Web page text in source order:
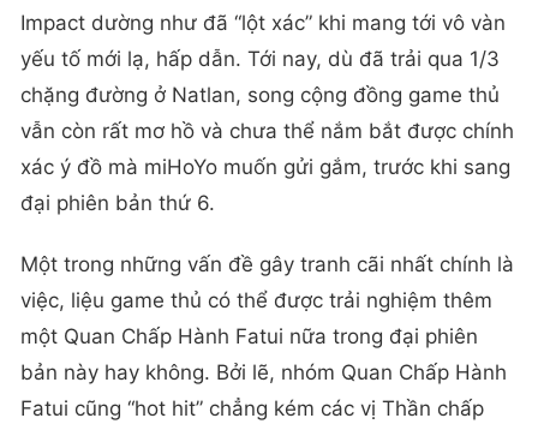
Impact dường như đã “lột xác” khi mang tới vô vàn
yếu tố mới lạ, hấp dẫn. Tới nay, dù đã trải qua 1/3
chặng đường ở Natlan, song cộng đồng game thủ
vẫn còn rất mơ hồ và chưa thể nắm bắt được chính
xác ý đồ mà miHoYo muốn gửi gắm, trước khi sang
đại phiên bản thứ 6.
Một trong những vấn đề gây tranh cãi nhất chính là
việc, liệu game thủ có thể được trải nghiệm thêm
một Quan Chấp Hành Fatui nữa trong đại phiên
bản này hay không. Bởi lẽ, nhóm Quan Chấp Hành
Fatui cũng “hot hit” chẳng kém các vị Thần chấp